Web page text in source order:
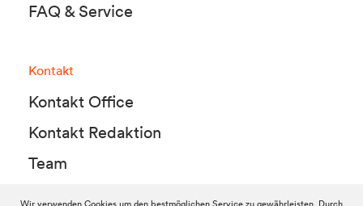
FAQ & Service
Kontakt
Kontakt Office
Kontakt Redaktion
Team